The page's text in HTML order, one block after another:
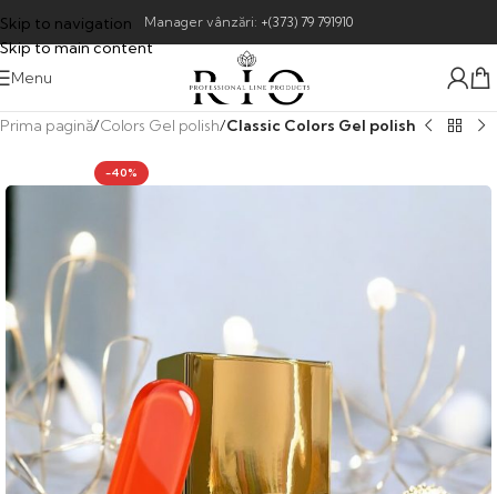
Skip to navigation
Skip to main content
Manager vânzări: +(373) 79 791910
Menu
Prima pagină Colors Gel polish Classic Colors Gel polish
-40%